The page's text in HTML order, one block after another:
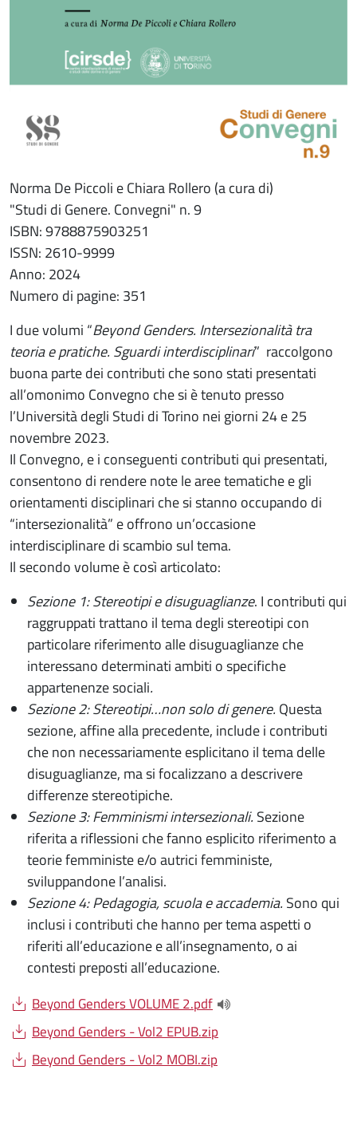
Norma De Piccoli e Chiara Rollero (a cura di)
"Studi di Genere. Convegni" n. 9
ISBN: 9788875903251
ISSN: 2610-9999
Anno: 2024
Numero di pagine: 351
I due volumi “Beyond Genders. Intersezionalità tra
teoria e pratiche. Sguardi interdisciplinari” raccolgono
buona parte dei contributi che sono stati presentati
all’omonimo Convegno che si è tenuto presso
l’Università degli Studi di Torino nei giorni 24 e 25
novembre 2023.
Il Convegno, e i conseguenti contributi qui presentati,
consentono di rendere note le aree tematiche e gli
orientamenti disciplinari che si stanno occupando di
“intersezionalità” e offrono un’occasione
interdisciplinare di scambio sul tema.
Il secondo volume è così articolato:
Sezione 1: Stereotipi e disuguaglianze. I contributi qui
raggruppati trattano il tema degli stereotipi con
particolare riferimento alle disuguaglianze che
interessano determinati ambiti o specifiche
appartenenze sociali.
Sezione 2: Stereotipi…non solo di genere. Questa
sezione, affine alla precedente, include i contributi
che non necessariamente esplicitano il tema delle
disuguaglianze, ma si focalizzano a descrivere
differenze stereotipiche.
Sezione 3: Femminismi intersezionali. Sezione
riferita a riflessioni che fanno esplicito riferimento a
teorie femministe e/o autrici femministe,
sviluppandone l’analisi.
Sezione 4: Pedagogia, scuola e accademia. Sono qui
inclusi i contributi che hanno per tema aspetti o
riferiti all’educazione e all’insegnamento, o ai
contesti preposti all’educazione.
Document
Beyond Genders VOLUME 2.pdf
Document
Beyond Genders - Vol2 EPUB.zip
Document
Beyond Genders - Vol2 MOBI.zip